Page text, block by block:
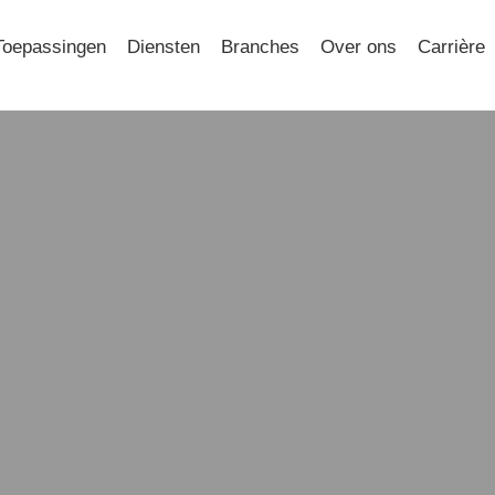
Diensten Branches Over ons Carrière